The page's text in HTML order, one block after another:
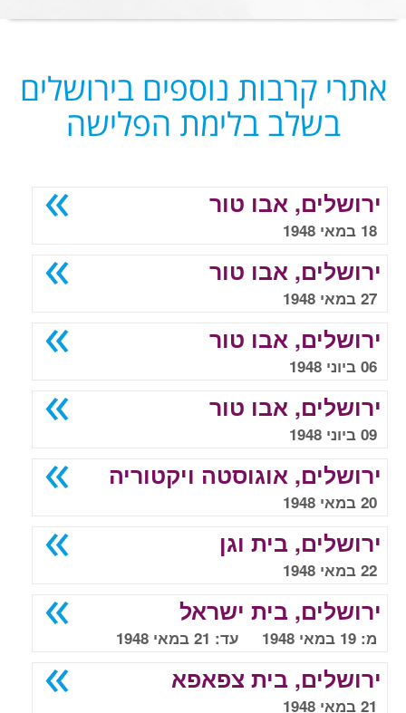
אתרי קרבות נוספים בירושלים
בשלב בלימת הפלישה
ירושלים, אבו טור
18 במאי 1948
ירושלים, אבו טור
27 במאי 1948
ירושלים, אבו טור
06 ביוני 1948
ירושלים, אבו טור
09 ביוני 1948
ירושלים, אוגוסטה ויקטוריה
20 במאי 1948
ירושלים, בית וגן
22 במאי 1948
ירושלים, בית ישראל
מ: 19 במאי 1948 עד: 21 במאי 1948
ירושלים, בית צפאפא
21 במאי 1948